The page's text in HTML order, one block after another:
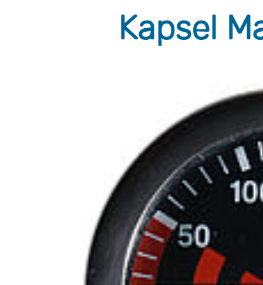
Kapsel